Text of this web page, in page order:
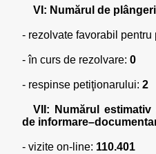
VI: Numărul de
- rezolvate favorabil pentru
- în curs de rezolvare: 0
- respinse petiţionarului: 2
VII: Numărul
de
- vizite on-line: 110.401